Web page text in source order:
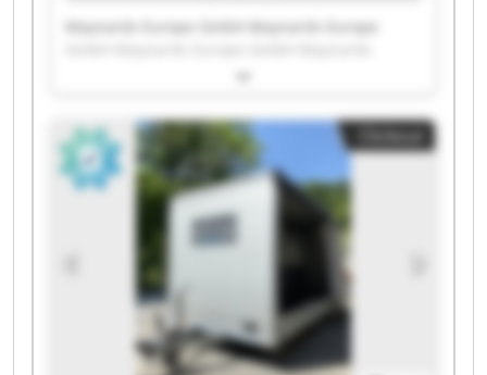
Maynards Europe GmbH Maynards Europe
Europe GmbH Maynards Europe GmbH
GmbH Maynards Europe GmbH Maynards
Europe GmbH Maynards Europe GmbH
Maynards Europe GmbH Maynards Europe
GmbH Maynards Europe GmbH Maynards
Europe GmbH Maynards Europe GmbH
Maynards Europe GmbH Maynards Europe
GmbH Maynards Europe GmbH Maynards
Europe GmbH Maynards Europe GmbH